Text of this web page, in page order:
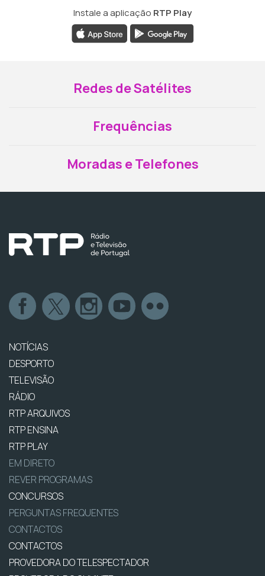
Instale a aplicação RTP Play
Redes de Satélites
Frequências
Moradas e Telefones
NOTÍCIAS
DESPORTO
TELEVISÃO
RÁDIO
RTP ARQUIVOS
RTP ENSINA
RTP PLAY
EM DIRETO
REVER PROGRAMAS
CONCURSOS
PERGUNTAS FREQUENTES
CONTACTOS
CONTACTOS
PROVEDORA DO TELESPECTADOR